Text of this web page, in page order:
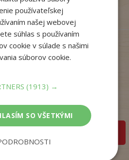
lásky
Na sklade
používateľskej
našej webovej
súhlas s používaním
cookie v súlade s našimi
súborov cookie.
(1913) →
SO VŠETKÝMI